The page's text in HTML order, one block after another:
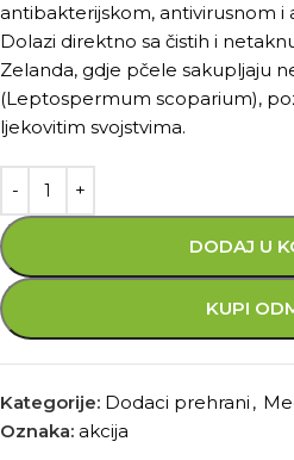
antibakterijskom, antivirusnom
Dolazi direktno sa čistih i
Zelanda, gdje pčele sakupljaju
(Leptospermum scoparium),
ljekovitim svojstvima.
DODAJ U
KUPI
Kategorije: Dodaci prehrani ,
Oznaka: akcija